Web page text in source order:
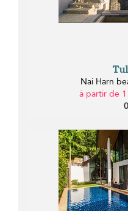
Nai Harn
à partir de